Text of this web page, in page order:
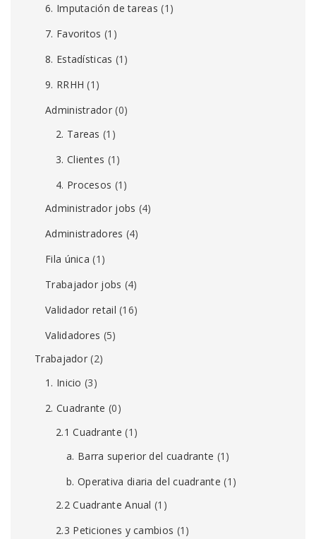
6. Imputación de tareas (1)
7. Favoritos (1)
8. Estadísticas (1)
9. RRHH (1)
Administrador(0)
2. Tareas (1)
3. Clientes (1)
4. Procesos (1)
Administrador jobs (4)
Administradores (4)
Fila única (1)
Trabajador jobs (4)
Validador retail (16)
Validadores (5)
Trabajador (2)
1. Inicio (3)
2. Cuadrante (0)
2.1 Cuadrante (1)
a. Barra superior del cuadrante (1)
b. Operativa diaria del cuadrante (1)
2.2 Cuadrante Anual (1)
2.3 Peticiones y cambios (1)